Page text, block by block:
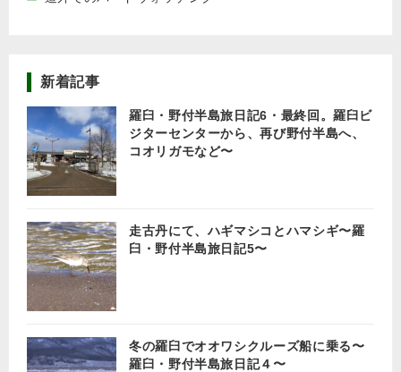
新着記事
羅臼・野付半島旅日記6・最終回。羅臼ビ
ジターセンターから、再び野付半島へ、
コオリガモなど〜
走古丹にて、ハギマシコとハマシギ〜羅
臼・野付半島旅日記5〜
冬の羅臼でオオワシクルーズ船に乗る〜
羅臼・野付半島旅日記４〜